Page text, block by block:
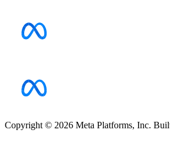
Copyright © 2026 Meta Platforms, Inc.